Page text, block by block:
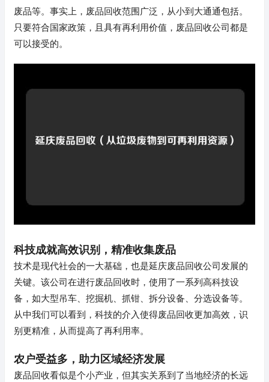
废品等。事实上，废品回收范围广泛，从小到大通通包括。
只要符合国家政策，且具有再利用价值，废品回收公司都是
可以接受的。
科技成就高效识别，精准收集废品
技术是现代社会的一大基础，也是延庆废品回收公司发展的
关键。该公司在进行废品回收时，使用了一系列高科技设
备，如大型吊车、挖掘机、抓钳、拆分设备、分选设备等。
从中我们可以看到，科技的介入使得废品回收更加高效，识
别更精准，从而提高了再利用率。
农户受益多，助力区域经济发展
废品回收看似是个小产业，但其实关系到了当地经济的长远